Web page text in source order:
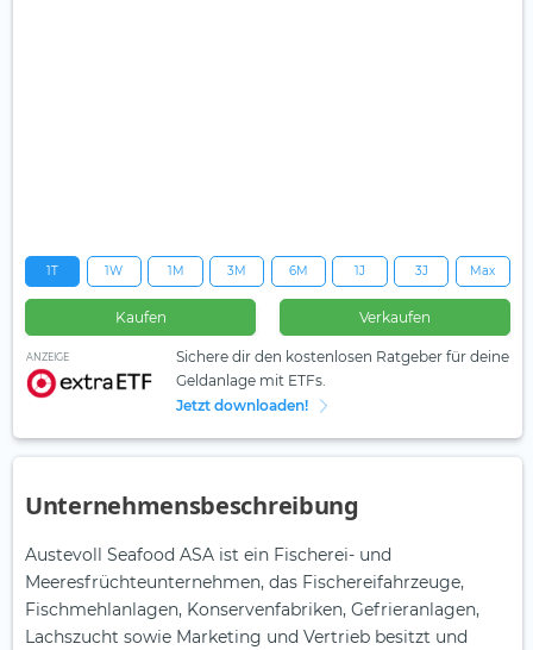
1T 1W 1M 3M 6M 1J 3J Max
Kaufen Verkaufen
ANZEIGE
Sichere dir den kostenlosen Ratgeber für deine
Geldanlage mit ETFs.
Jetzt downloaden!
Unternehmensbeschreibung
Austevoll Seafood ASA ist ein Fischerei- und
Meeresfrüchteunternehmen, das Fischereifahrzeuge,
Fischmehlanlagen, Konservenfabriken, Gefrieranlagen,
Lachszucht sowie Marketing und Vertrieb besitzt und